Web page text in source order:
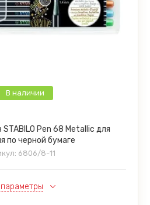
В наличии
Pen 68 Metallic для
по черной бумаге
6806/8-11